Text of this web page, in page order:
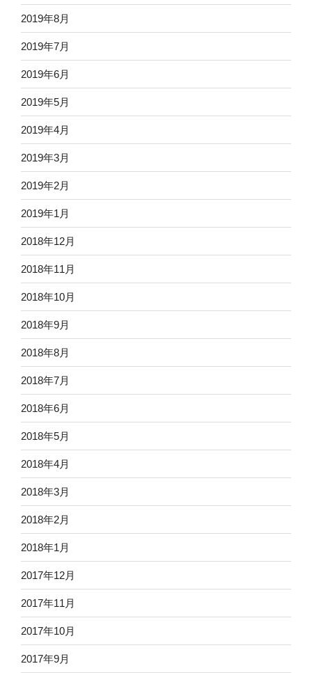
2019年8月
2019年7月
2019年6月
2019年5月
2019年4月
2019年3月
2019年2月
2019年1月
2018年12月
2018年11月
2018年10月
2018年9月
2018年8月
2018年7月
2018年6月
2018年5月
2018年4月
2018年3月
2018年2月
2018年1月
2017年12月
2017年11月
2017年10月
2017年9月